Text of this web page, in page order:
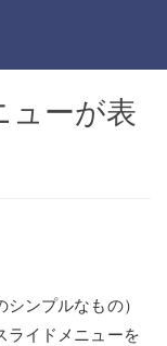
ューが表
ンプルなもの）
ライドメニューを